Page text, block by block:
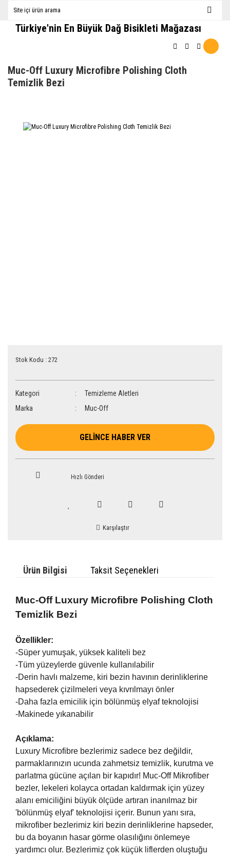
Türkiye'nin En Büyük Dağ Bisikleti Mağazası
Muc-Off Luxury Microfibre Polishing Cloth
Temizlik Bezi
Stok Kodu : 272
Kategori
Temizleme Aletleri
Marka
Muc-Off
GELİNCE HABER VER
Hızlı Gönderi
Karşılaştır
Ürün Bilgisi Taksit Seçenekleri
Muc-Off Luxury Microfibre Polishing Cloth
Temizlik Bezi
Özellikler:
-Süper yumuşak, yüksek kaliteli bez
-Tüm yüzeylerde güvenle kullanılabilir
-Derin havlı malzeme, kiri bezin havının derinliklerine
hapsederek çizilmeleri veya kıvrılmayı önler
-Daha fazla emicilik için bölünmüş elyaf teknolojisi
-Makinede yıkanabilir
Açıklama:
Luxury Microfibre bezlerimiz sadece bez değildir,
parmaklarınızın ucunda zahmetsiz temizlik, kurutma ve
parlatma gücüne açılan bir kapıdır! Muc-Off Mikrofiber
bezler, lekeleri kolayca ortadan kaldırmak için yüzey
alanı emiciliğini büyük ölçüde artıran inanılmaz bir
'bölünmüş elyaf' teknolojisi içerir. Bunun yanı sıra,
mikrofiber bezlerimiz kiri bezin derinliklerine hapseder,
bu da boyanın hasar görme olasılığını önlemeye
yardımcı olur. Bezlerimiz çok küçük liflerden oluştuğu